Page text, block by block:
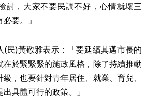
討，大家不要民調不好，心情就壞三
要。」
(民)黃敬雅表示：「要延續其邁市長的
在於緊緊緊的施政風格，除了持續推動
，也要針對青年居住、就業、育兒、
具體可行的政策。」